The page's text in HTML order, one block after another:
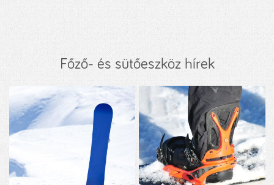
Főző- és sütőeszköz hírek